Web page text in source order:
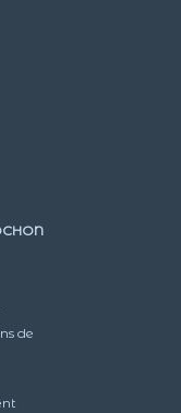
de